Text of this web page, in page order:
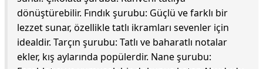
dönüştürebilir. Fındık şurubu: Güçlü ve farklı bir
lezzet sunar, özellikle tatlı ikramları sevenler için
idealdir. Tarçın şurubu: Tatlı ve baharatlı notalar
ekler, kış aylarında popülerdir. Nane şurubu: